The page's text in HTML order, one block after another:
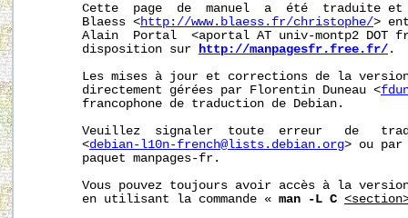
Cette  page  de  manuel  a  été  traduite
       Blaess <
http://www.blaess.fr/christophe/>
Alain  Portal  <aportal AT univ-montp2 DOT
       disposition sur
http://manpagesfr.free.fr/ .
Les mises à jour et corrections de la
       directement gérées par Florentin Duneau <
       francophone de traduction de Debian.
Veuillez  signaler  toute  erreur   de
       <
debian-l10n-french@lists.debian.org> ou par
       paquet manpages-fr.
Vous pouvez toujours avoir accès à la
       en utilisant la commande «
man -L C